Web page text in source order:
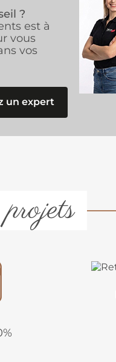
?
est à
vous
vos
un expert